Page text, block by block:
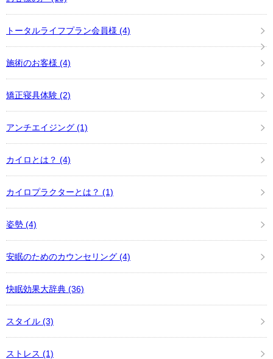
トータルライフプラン会員様 (4)
施術のお客様 (4)
矯正寝具体験 (2)
アンチエイジング (1)
カイロとは？ (4)
カイロプラクターとは？ (1)
姿勢 (4)
安眠のためのカウンセリング (4)
快眠効果大辞典 (36)
スタイル (3)
ストレス (1)